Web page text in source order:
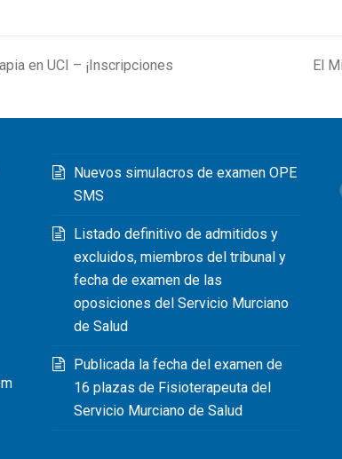
en UCI – ¡Inscripciones
El
Nuevos simulacros de examen OPE
SMS
Listado definitivo de admitidos y
excluidos, miembros del tribunal y
fecha de examen de las
oposiciones del Servicio Murciano
de Salud
Publicada la fecha del examen de
16 plazas de Fisioterapeuta del
Servicio Murciano de Salud